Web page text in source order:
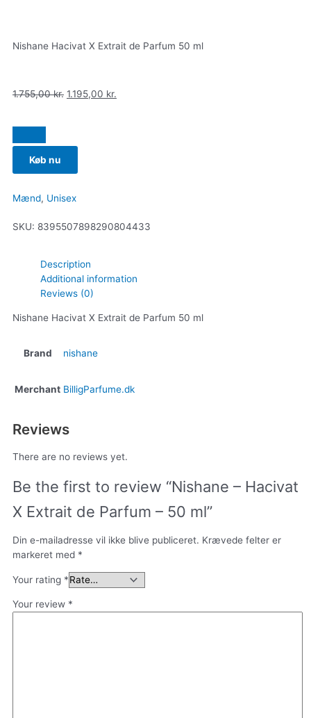
Nishane Hacivat X Extrait de Parfum 50 ml
1.755,00kr. 1.195,00 kr.
Køb nu
Mænd, Unisex
SKU: 8395507898290804433
Description
Additional information
Reviews (0)
Nishane Hacivat X Extrait de Parfum 50 ml
Brand nishane
Merchant BilligParfume.dk
Reviews
There are no reviews yet.
Be the first to review “Nishane – Hacivat
X Extrait de Parfum – 50 ml”
Din e-mailadresse vil ikke blive publiceret. Krævede felter er
markeret med *
Your rating *
Your review *